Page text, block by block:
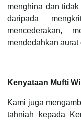
menghina dan
daripada
mencederakan,
mendedahkan aurat
Kenyataan Mufti
Kami juga
tahniah kepada